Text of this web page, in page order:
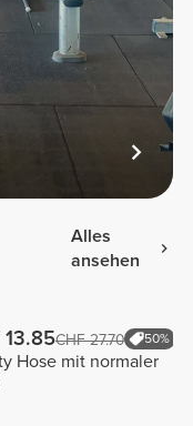
Alles
ansehen
13.85CHF 27.70 50%
Hose mit normaler